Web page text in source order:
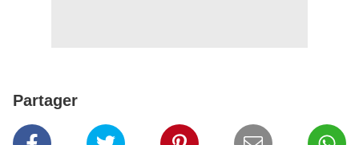
Partager